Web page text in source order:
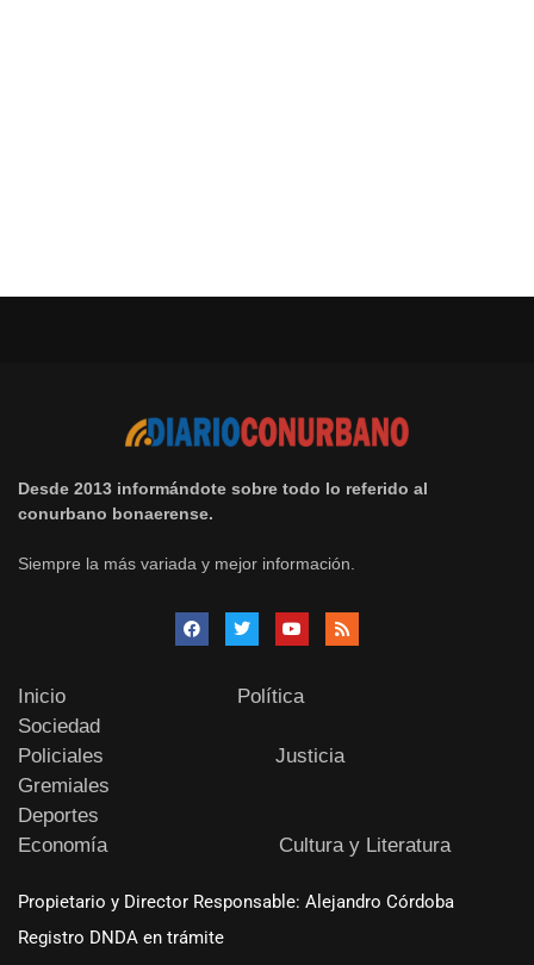
Desde 2013 informándote sobre todo lo referido al
conurbano bonaerense.
Siempre la más variada y mejor información.
Inicio
Política
Sociedad
Policiales
Justicia
Gremiales
Deportes
Economía
Cultura y Literatura
Propietario y Director Responsable: Alejandro Córdoba
Registro DNDA en trámite